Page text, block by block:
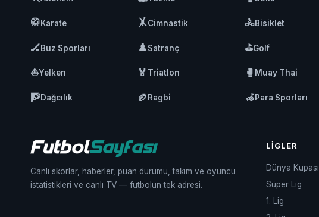
🥋Karate 🤸Cimnastik 🚴Bisiklet
🏒Buz Sporları ♟️Satranç ⛳Golf
⛵Yelken 🏅 Triatlon 🥊 Muay Thai
🧗Dağcılık 🏉 Ragbi 🦽Para Sporları
Canlı skorlar, haberler, puan durumu, takım ve oyuncu
istatistikleri ve canlı TV — futbolun tek adresi.
LIGLER
Dünya Kupası
Süper Lig
1. Lig